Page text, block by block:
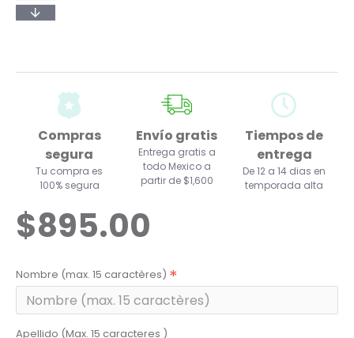
Compras
segura
Tu compra es
100% segura
Envío gratis
Entrega gratis a
todo Mexico a
partir de $1,600
Tiempos de
entrega
De 12 a 14 dias en
temporada alta
$895.00
Nombre (max. 15 caractères)
Apellido (Max. 15 caracteres )